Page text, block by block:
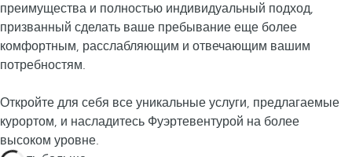
преимущества и полностью индивидуальный подход,
призванный сделать ваше пребывание еще более
комфортным, расслабляющим и отвечающим вашим
потребностям.
Откройте для себя все уникальные услуги, предлагаемые
курортом, и насладитесь Фуэртевентурой на более
высоком уровне.